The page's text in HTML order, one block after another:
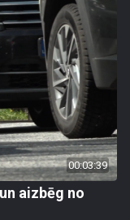
00:03:39
aizbēg no